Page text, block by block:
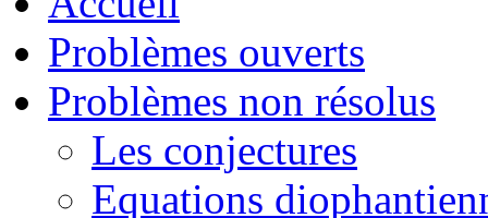
Problèmes ouverts
Problèmes non résolus
Les conjectures
Equations